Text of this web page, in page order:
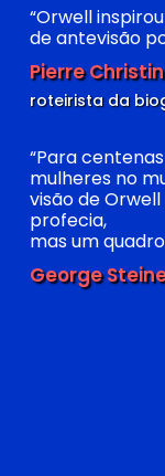
“Orwell
de antevisão
Pierre Christin
roteirista da
“Para
mulheres no
visão de
profecia,
mas um
George